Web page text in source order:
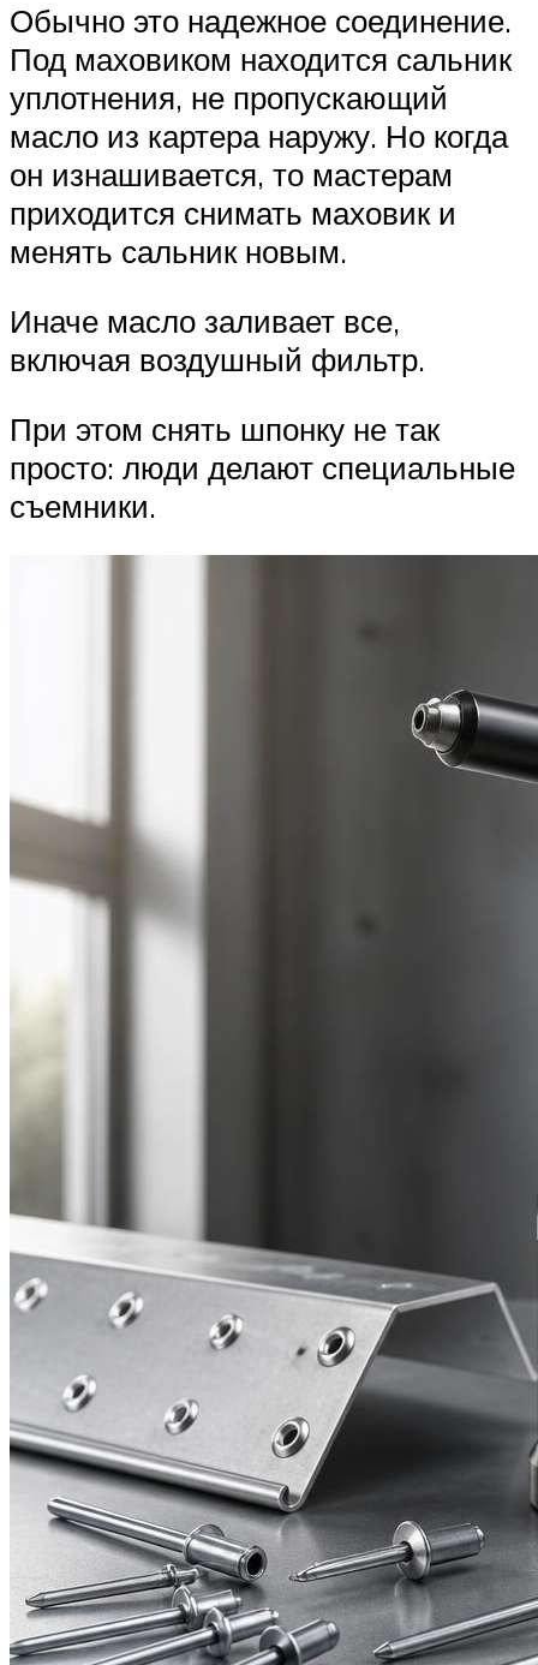
Обычно это надежное соединение.
Под маховиком находится сальник
уплотнения, не пропускающий
масло из картера наружу. Но когда
он изнашивается, то мастерам
приходится снимать маховик и
менять сальник новым.
Иначе масло заливает все,
включая воздушный фильтр.
При этом снять шпонку не так
просто: люди делают специальные
съемники.